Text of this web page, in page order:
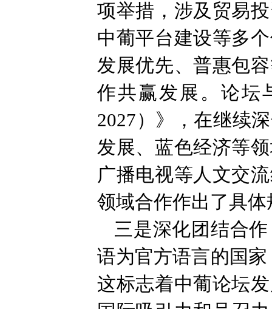
项举措，涉及贸易
中葡平台建设等多
发展优先、普惠包
作共赢发展。论坛
2027）》，在继续
发展、蓝色经济等
广播电视等人文交
领域合作作出了具体
三是深化团结合
语为官方语言的国
这标志着中葡论坛